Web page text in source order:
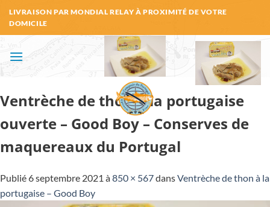
Passer
au
contenu
LIVRAISON PAR MONDIAL RELAY À PROXIMITÉ DE VOTRE
DOMICILE
Ventrèche de thon à la portugaise
ouverte – Good Boy – Conserves de
maquereaux du Portugal
Publié 6 septembre 2021 à850 × 567dansVentrèche de thon à la
portugaise – Good Boy